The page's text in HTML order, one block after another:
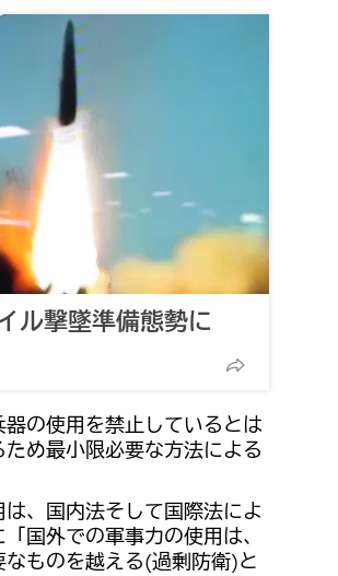
ル撃墜準備態勢に
の使用を禁止しているとは
め最小限必要な方法による
、国内法そして国際法によ
国外での軍事力の使用は、
ものを越える(過剰防衛)と